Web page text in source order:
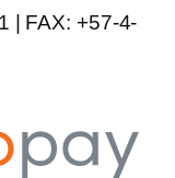
| FAX: +57-4-